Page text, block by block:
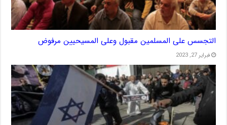
التجسس على المسلمين مقبول وعلى المسيحيين مرفوض
فبراير 27, 2023